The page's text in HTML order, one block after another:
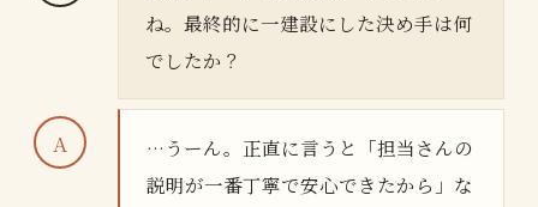
ね。最終的に一建設にした決め手は何
でしたか？
…うーん。正直に言うと「担当さんの
説明が一番丁寧で安心できたから」な